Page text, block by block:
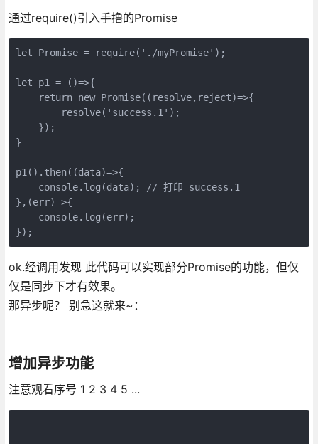
通过require()引入手撸的Promise
let Promise = require('./myPromise');
let p1 = ()=>{
    return new Promise((resolve,reject)=>{
        resolve('success.1');
    });
}
p1().then((data)=>{
    console.log(data); // 打印 success.1
},(err)=>{
    console.log(err);
});
ok.经调用发现 此代码可以实现部分Promise的功能，但仅
仅是同步下才有效果。
那异步呢？ 别急这就来~：
增加异步功能
注意观看序号 1 2 3 4 5 ...